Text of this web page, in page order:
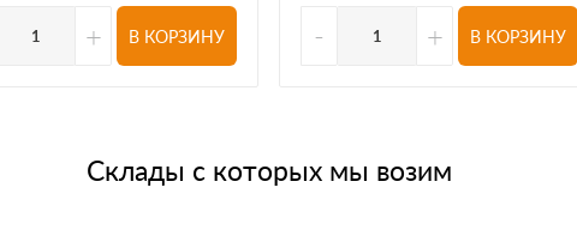
+ В КОРЗИНУ - + В КОРЗИНУ
Склады с которых мы возим